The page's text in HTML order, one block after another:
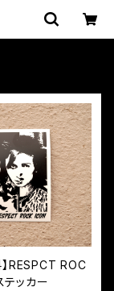
】RESPCT ROC
ッカー